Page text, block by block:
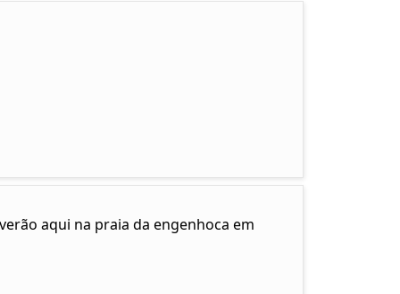
aqui na praia da engenhoca em